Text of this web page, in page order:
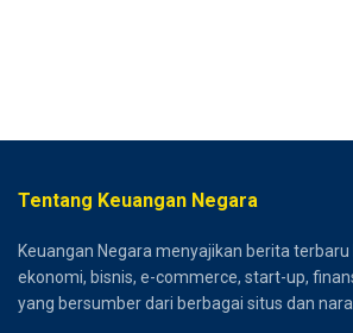
Tentang Keuangan Negara
Keuangan Negara menyajikan berita
ekonomi, bisnis, e-commerce, start-up,
yang bersumber dari berbagai situs dan